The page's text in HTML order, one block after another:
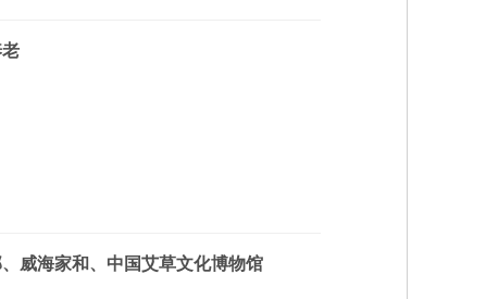
威海家和、中国艾草文化博物馆